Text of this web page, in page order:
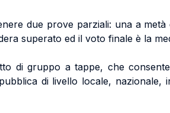
due prove parziali: una a
superato ed il voto finale è la
di gruppo a tappe, che
di livello locale,